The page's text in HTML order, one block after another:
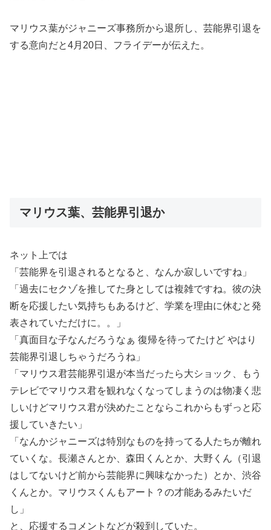
マリウス葉がジャニーズ事務所から退所し、芸能界引退を
する意向だと4月20日、フライデーが伝えた。
マリウス葉、芸能界引退か
ネット上では
「芸能界を引退されるとなると、なんか寂しいですね」
「過去にセクゾを推してた身としては複雑ですね。彼の決
断を応援したい気持ちもあるけど、学業を理由に休むと発
表されていただけに。。」
「真面目な子なんだろうなぁ 復帰を待ってたけど やはり
芸能界引退しちゃうだろうね」
「マリウス君芸能界引退が本当だったら大ショック、もう
テレビでマリウス君を観れなくなってしまうのは物凄く悲
しいけどマリウス君が決めたことならこれからもずっと応
援していきたい」
「なんかジャニーズは特別なものを持ってる人たちが離れ
ていくな。長瀬さんとか、森田くんとか、大野くん（引退
はしてないけど前から芸能界に興味なかった）とか、渋谷
くんとか。マリウスくんもアート？の才能あるみたいだ
し」
と、応援するコメントなどが殺到していた。